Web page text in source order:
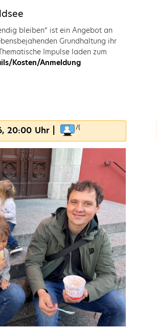
bleiben“ ist ein Angebot an
Grundhaltung ihr
Impulse laden zum
Kosten/Anmeldung
20:00 Uhr |